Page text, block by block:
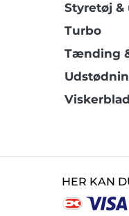
Styretøj &
Turbo
Tænding
HER KAN